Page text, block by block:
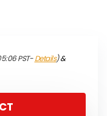
PST-Details)&